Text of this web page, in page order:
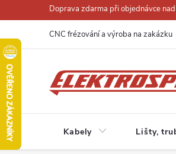
na
obsah
Doprava zdarma při objednávce
CNC frézování a výroba na zakázku
Kabely Lišty,